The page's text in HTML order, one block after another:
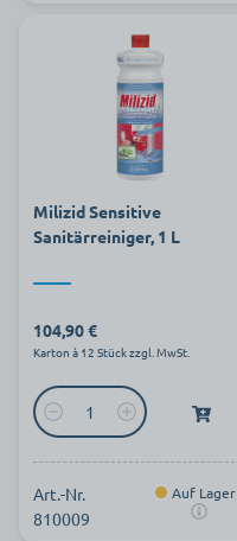
Milizid Sensitive
Sanitärreiniger, 1 L
104,90 €
Karton à 12 Stück zzgl. MwSt.
Art.-Nr.
810009
Auf Lager